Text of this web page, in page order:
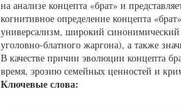
на анализе концепта «брат» и
когнитивное определение концепта
универсализм, широкий синонимический
уголовно-блатного жаргона), а также
В качестве причин эволюции концепта
время, эрозию семейных ценностей и
Ключевые слова: